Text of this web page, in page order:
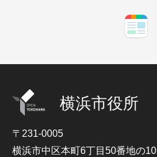
横浜市役所
〒231-0005
横浜市中区本町6丁目50番地の10